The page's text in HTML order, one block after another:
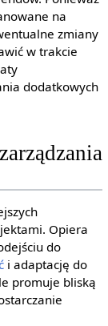
na
zmiany
w trakcie
dodatkowych
Opiera
do
i adaptację do
promuje bliską